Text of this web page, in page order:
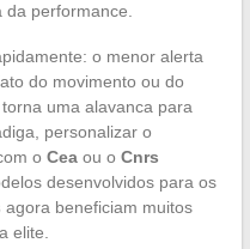
performance.
o menor alerta
do movimento ou do
uma alavanca para
personalizar o
o Ceaou o Cnrs
desenvolvidos para os
agora beneficiam muitos
elite.